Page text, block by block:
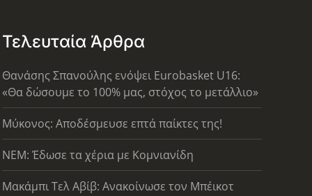
Τελευταία Άρθρα
Θανάσης Σπανούλης ενόψει Eurobasket U16:
«Θα δώσουμε το 100% μας, στόχος το μετάλλιο»
Μύκονος: Αποδέσμευσε επτά παίκτες της!
ΝΕΜ: Έδωσε τα χέρια με Κομνιανίδη
Μακάμπι Τελ Αβίβ: Ανακοίνωσε τον Μπέικοτ